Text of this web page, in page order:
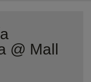
@ Mall